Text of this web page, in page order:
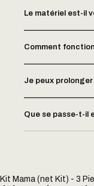
Le matériel est-il
Comment
Je peux
Que se passe-t-il
Kit Mama (net Kit) - 3